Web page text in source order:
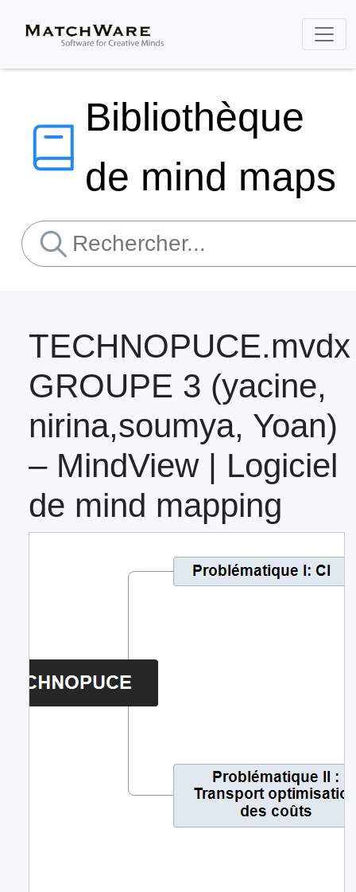
Bibliothèque
de mind maps
TECHNOPUCE.mvdx
GROUPE 3 (yacine,
nirina,soumya, Yoan)
– MindView | Logiciel
de mind mapping